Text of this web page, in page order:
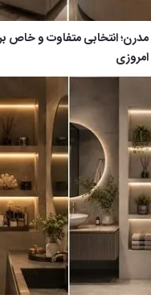
انتخابی متفاوت و خاص